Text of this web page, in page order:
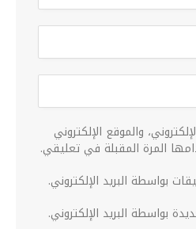
والموقع الإلكتروني
المرة المقبلة في تعليقي.
بواسطة البريد الإلكتروني.
بواسطة البريد الإلكتروني.